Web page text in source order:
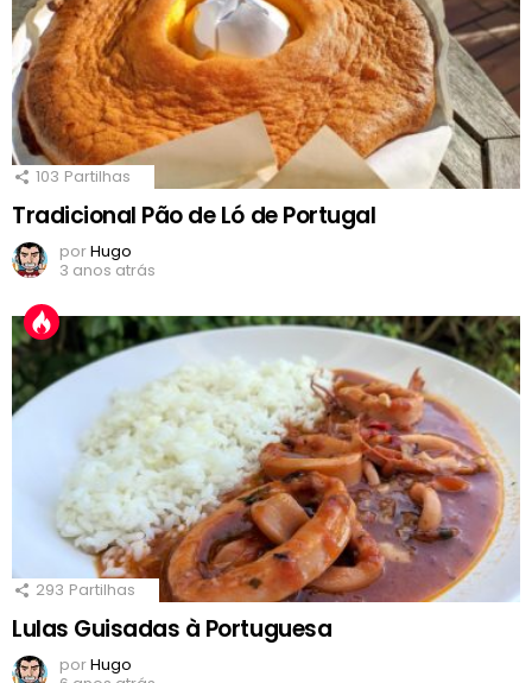
103 Partilhas
Tradicional Pão de Ló de Portugal
porHugo
3 anos atrás
293 Partilhas
Lulas Guisadas à Portuguesa
porHugo